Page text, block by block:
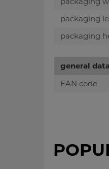
packaging
packaging
general data
EAN code